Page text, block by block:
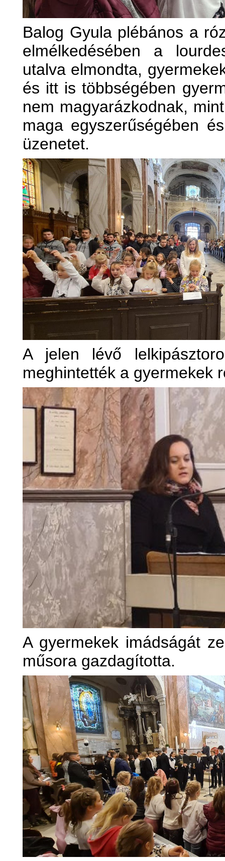
Balog Gyula plébános a
elmélkedésében a
utalva elmondta,
és itt is többségében
nem magyarázkodnak,
maga egyszerűségében
üzenetet.
A jelen lévő
meghintették a gyermekek
A gyermekek imádságát
műsora gazdagította.